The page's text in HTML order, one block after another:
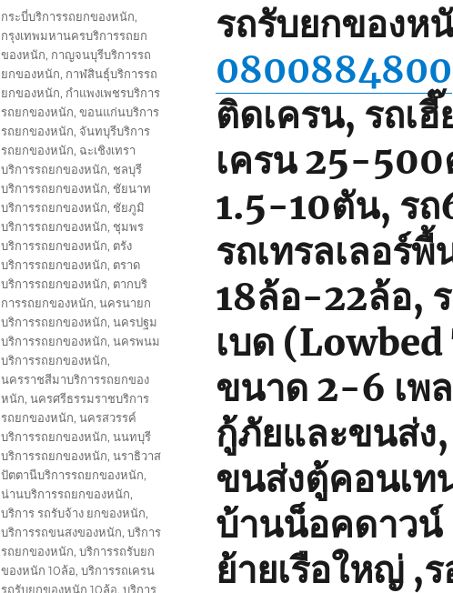
รถรับยกของห
0800884800
ติดเครน, รถเ
เครน 25-
1.5-10ตัน, รถ
รถเทรลเลอร์พื้
18ล้อ-22ล้อ,
เบด
ขนาด 2-6 เพ
กู้ภัยและขนส่ง
ขนส่งตู้คอนเท
บ้านน็อคดาว
ย้ายเรือใหญ่ ,
Tags
กระบี่บริการรถยกของหนัก,
กรุงเทพมหานครบริการรถยก
ของหนัก, กาญจนบุรีบริการรถ
ยกของหนัก, กาฬสินธุ์บริการรถ
ยกของหนัก, กำแพงเพชรบริการ
รถยกของหนัก, ขอนแก่นบริการ
รถยกของหนัก, จันทบุรีบริการ
รถยกของหนัก, ฉะเชิงเทรา
บริการรถยกของหนัก, ชลบุรี
บริการรถยกของหนัก, ชัยนาท
บริการรถยกของหนัก, ชัยภูมิ
บริการรถยกของหนัก, ชุมพร
บริการรถยกของหนัก, ตรัง
บริการรถยกของหนัก, ตราด
บริการรถยกของหนัก, ตากบริ
การรถยกของหนัก, นครนายก
บริการรถยกของหนัก, นครปฐม
บริการรถยกของหนัก, นครพนม
บริการรถยกของหนัก,
นครราชสีมาบริการรถยกของ
หนัก, นครศรีธรรมราชบริการ
รถยกของหนัก, นครสวรรค์
บริการรถยกของหนัก, นนทบุรี
บริการรถยกของหนัก, นราธิวาส
ปัตตานีบริการรถยกของหนัก,
น่านบริการรถยกของหนัก,
บริการ รถรับจ้าง ยกของหนัก,
บริการรถขนสงของหนัก, บริการ
รถยกของหนัก, บริการรถรับยก
ของหนัก 10ล้อ, บริการรถเครน
รถรับยกของหนัก 10ล้อ, บริการ